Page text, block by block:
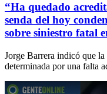
“Ha quedado
senda del hoy
sobre siniestro fatal
Jorge Barrera indicó que
determinada por una falta